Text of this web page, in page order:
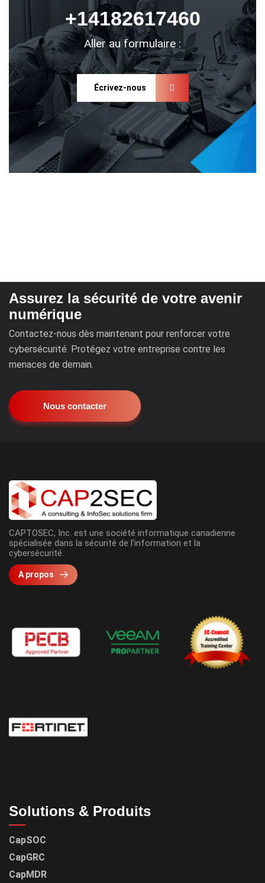
+14182617460
Aller au formulaire :
Écrivez-nous
Assurez la sécurité de votre avenir
numérique
Contactez-nous dès maintenant pour renforcer votre
cybersécurité. Protégez votre entreprise contre les
menaces de demain.
Nous contacter
CAPTOSEC, Inc. est une société informatique canadienne
spécialisée dans la sécurité de l’information et la
cybersécurité.
A propos
Solutions & Produits
CapSOC
CapGRC
CapMDR